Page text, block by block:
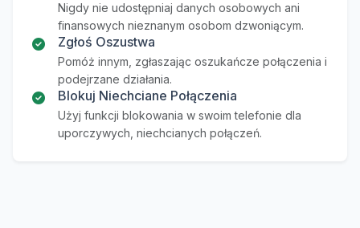
Nigdy nie udostępniaj danych osobowych ani
finansowych nieznanym osobom dzwoniącym.
Zgłoś Oszustwa
Pomóż innym, zgłaszając oszukańcze połączenia i
podejrzane działania.
Blokuj Niechciane Połączenia
Użyj funkcji blokowania w swoim telefonie dla
uporczywych, niechcianych połączeń.